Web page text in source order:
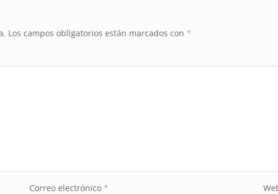
Los campos obligatorios están marcados con *
Correo electrónico*